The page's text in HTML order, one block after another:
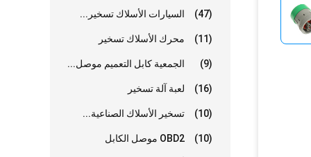
السيارات الأسلاك تسخير... (47)
محرك الأسلاك تسخير (11)
الجمعية كابل التعميم موصل... (9)
لعبة آلة تسخير (16)
تسخير الأسلاك الصناعية... (10)
OBD2 موصل الكابل (10)